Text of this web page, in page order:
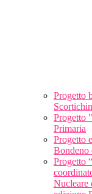
Progetto
Progetto
Primaria
Progetto
Bondeno
Progetto
Nucleare